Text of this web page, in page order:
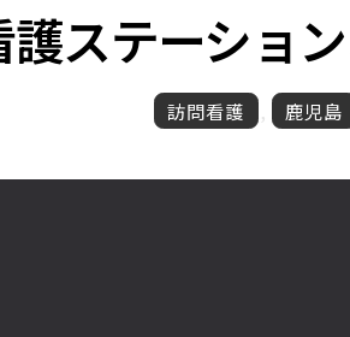
ステーション
訪問看護 , 鹿児島